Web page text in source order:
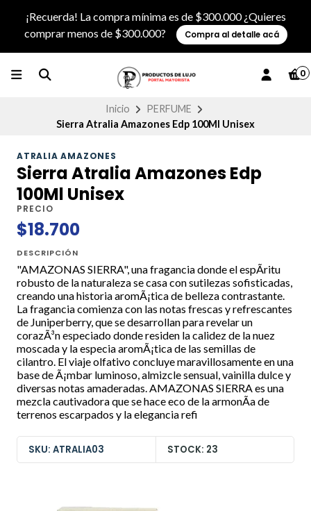
¡Recuerda! La compra mínima es de $300.000 ¿Quieres
comprar menos de $300.000?
Compra al detalle acá
0
Inicio
PERFUME
Sierra Atralia Amazones Edp 100Ml Unisex
ATRALIA AMAZONES
Sierra Atralia Amazones Edp
100Ml Unisex
PRECIO
$18.700
DESCRIPCIÓN
"AMAZONAS SIERRA", una fragancia donde el espÃ­ritu
robusto de la naturaleza se casa con sutilezas sofisticadas,
creando una historia aromÃ¡tica de belleza contrastante.
La fragancia comienza con las notas frescas y refrescantes
de Juniperberry, que se desarrollan para revelar un
corazÃ³n especiado donde residen la calidez de la nuez
moscada y la especia aromÃ¡tica de las semillas de
cilantro. El viaje olfativo concluye maravillosamente en una
base de Ã¡mbar luminoso, almizcle sensual, vainilla dulce y
diversas notas amaderadas. AMAZONAS SIERRA es una
mezcla cautivadora que se hace eco de la armonÃ­a de
terrenos escarpados y la elegancia refi
SKU: ATRALIA03 STOCK: 23